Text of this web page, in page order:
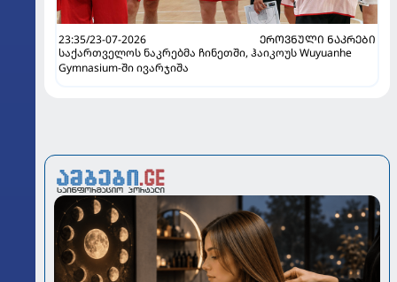
23:35/23-07-2026
ᲔᲠᲝᲕᲜᲣᲚᲘ ᲜᲐᲙᲠᲔᲑᲘ
საქართველოს ნაკრებმა ჩინეთში, ჰაიკოუს Wuyuanhe
Gymnasium-ში ივარჯიშა